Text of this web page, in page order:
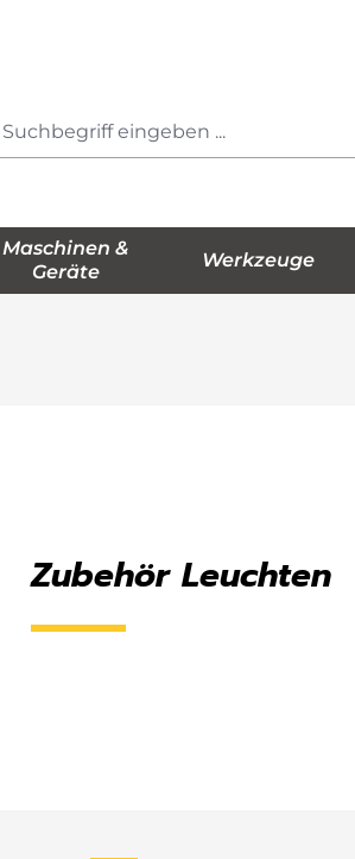
Maschinen &
Geräte
Werkzeuge
Zubehör Leuchten